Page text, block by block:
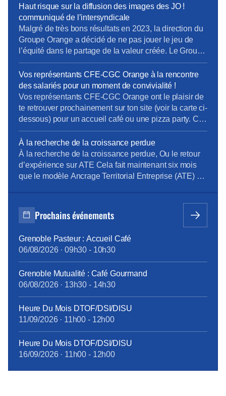
leur adresse un courrier sur la politique actuelle
d’Orange en matière de : – délocalisation, – PDV, –
recours à la sous-traitance, – congés des […]
Haut risque sur la diffusion des images des JO !
communiqué de l’intersyndicale
Malgré de très bons résultats en 2023, la direction du
Groupe Orange a décidé de ne pas jouer le jeu de
l’équité dans le partage de la valeur créée. Le Groupe
a dégagé près de 3 milliards d’euros de résultat net.
La direction en distribue près de 65% aux
actionnaires et seulement 3% à l’augmentation […]
Vos représentants CFE-CGC Orange à la rencontre
des salariés pour un moment de convivialité !
Vos représentants CFE-CGC Orange ont le plaisir de
te retrouver prochainement sur ton site (voir la carte ci-
dessous) pour un accueil café ou une pizza party. Ce
sera un moment de convivialité, d’échange et de
partage entre collègues. Au plaisir de vous retrouver
dès le mois de septembre !
À la recherche de la croissance perdue
À la recherche de la croissance perdue, Ou le retour
d’expérience sur ATE Cela fait maintenant six mois
que le modèle Ancrage Territorial Entreprise (ATE) est
sont trompeurs. Le management est devenu hyper
contrôlant et bride l’autonomie des équipes. Les […]
Prochains événements
Grenoble Pasteur : Accueil Café
06/08/2026· 09h30 - 10h30
Grenoble Mutualité : Café Gourmand
06/08/2026· 13h30 - 14h30
Heure Du Mois DTOF/DSI/DISU
11/09/2026· 11h00 - 12h00
Heure Du Mois DTOF/DSI/DISU
16/09/2026· 11h00 - 12h00